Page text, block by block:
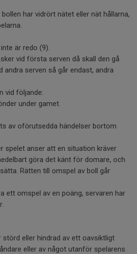
har vidrört nätet eller nät hållarna,
är redo (9).
vid första serven då skall den gå
andra serven så går endast, andra
vid följande:
under gamet.
av oförutsedda händelser bortom
spelet anser att en situation kräver
göra det känt för domare, och
Rätten till omspel av boll går
ett omspel av en poäng, servaren har
störd eller hindrad av ett oavsiktligt
eller av något utanför spelarens